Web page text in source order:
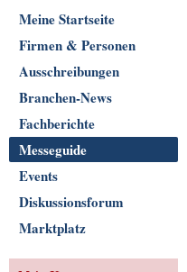
Meine Startseite
Firmen & Personen
Ausschreibungen
Branchen-News
Fachberichte
Messeguide
Events
Diskussionsforum
Marktplatz